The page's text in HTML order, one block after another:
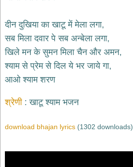
जैन
भजन
jain
bhajans
दुर्गा
भजन
bhajans
भजन
दीन दुखिया का खाटू में मेला लगा,
सब मिला दवार पे सब अन्बेला लगा,
खिले मन के सुमन मिला चैन और अमन,
श्याम से प्रेम से दिल ये भर जाये गा,
आओ श्याम शरण
श्रेणी खाटू श्याम भजन
download bhajan lyrics (1302 downloads)